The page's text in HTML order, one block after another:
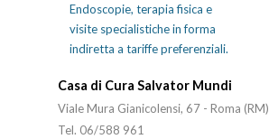
Endoscopie, terapia fisica e
visite specialistiche in forma
indiretta a tariffe preferenziali.
Casa di Cura Salvator Mundi
Viale Mura Gianicolensi, 67 - Roma (RM)
Tel. 06/588 961